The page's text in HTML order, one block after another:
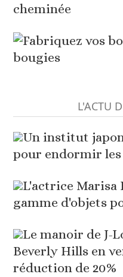
cheminée
bougies
L'ACTU
Un institut
pour endormir
L'actrice Marisa
gamme d'objets
Le manoir de J-
Beverly Hills en
réduction de 20%